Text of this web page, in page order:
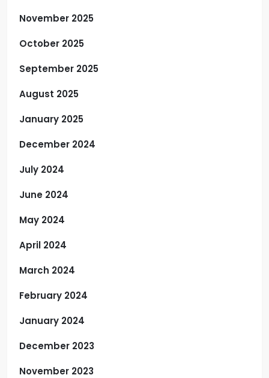
November 2025
October 2025
September 2025
August 2025
January 2025
December 2024
July 2024
June 2024
May 2024
April 2024
March 2024
February 2024
January 2024
December 2023
November 2023